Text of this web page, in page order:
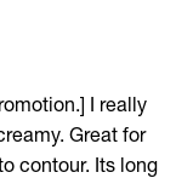
I really
Great for
contour. Its long